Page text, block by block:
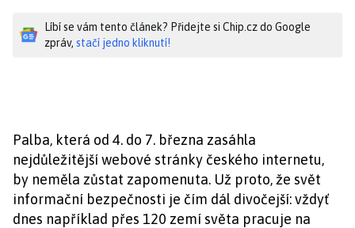
Líbí se vám tento článek? Přidejte si Chip.cz do Google
zpráv, stačí jedno kliknutí!
Palba, která od 4. do 7. března zasáhla
nejdůležitější webové stránky českého internetu,
by neměla zůstat zapomenuta. Už proto, že svět
informační bezpečnosti je čím dál divočejší: vždyť
dnes například přes 120 zemí světa pracuje na